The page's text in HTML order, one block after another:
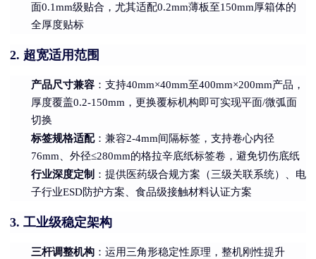
面0.1mm级贴合，尤其适配0.2mm薄板至150mm厚箱体的
全厚度贴标
2. 超宽适用范围
产品尺寸兼容 ：支持40mm×40mm至400mm×200mm产品，
厚度覆盖0.2-150mm，更换覆标机构即可实现平面/微弧面
切换
标签规格适配：兼容2-4mm间隔标签，支持卷心内径
76mm、外径≤280mm的格拉辛底纸标签卷，避免切伤底纸
行业深度定制 ：提供医药级合规方案（三级关联系统）、电
子行业ESD防护方案、食品级接触材料认证方案
3. 工业级稳定架构
三杆调整机构 ：运用三角形稳定性原理，整机刚性提升